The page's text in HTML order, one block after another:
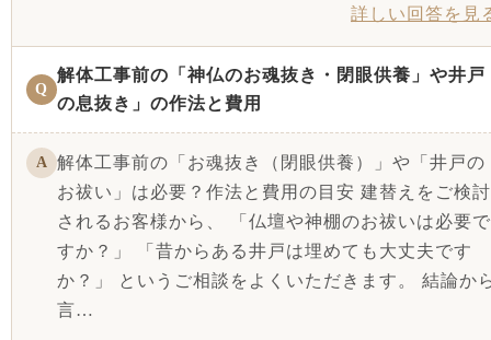
詳しい回答を見
Q
解体工事前の「神仏のお魂抜き・閉眼供養」や井戸
の息抜き」の作法と費用
A 解体工事前の「お魂抜き（閉眼供養）」や「井戸の
お祓い」は必要？作法と費用の目安 建替えをご検討
されるお客様から、 「仏壇や神棚のお祓いは必要で
すか？」 「昔からある井戸は埋めても大丈夫です
か？」 というご相談をよくいただきます。 結論か
言…